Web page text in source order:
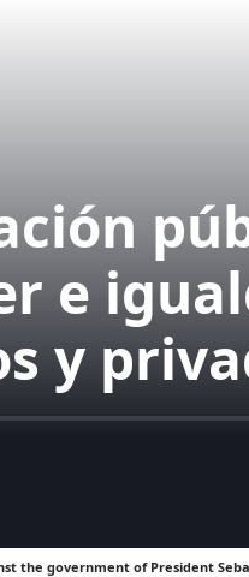
e
y
the government of President